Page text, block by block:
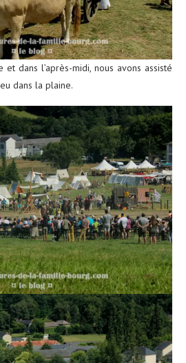
dans l’après-midi, nous avons assisté
dans la plaine.